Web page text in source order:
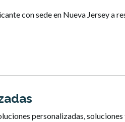
con sede en Nueva Jersey a
personalizadas,